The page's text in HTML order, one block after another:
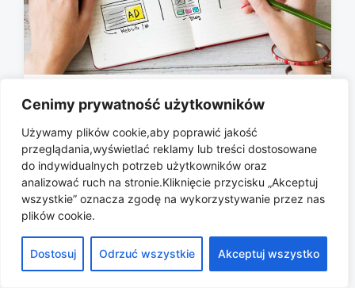
Cenimy prywatność użytkowników
Używamy plików cookie,aby poprawić jakość
przeglądania,wyświetlać reklamy lub treści dostosowane
do indywidualnych potrzeb użytkowników oraz
analizować ruch na stronie.Kliknięcie przycisku „Akceptuj
wszystkie” oznacza zgodę na wykorzystywanie przez nas
plików cookie.
Dostosuj Odrzuć wszystkie Akceptuj wszystko
Dlaczego reklamy są coraz bardziej
P
o
s
t
d
a
t
e
2026-01-12
Copyright © 2026 All rights reserved.